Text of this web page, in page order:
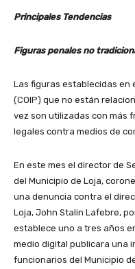
Principales Tendencias
Figuras penales no
Las figuras establecidas en
(COIP) que no están
vez son utilizadas con más
legales contra medios de
En este mes el director de
del Municipio de Loja,
una denuncia contra el
Loja, John Stalin Lafebre,
establece uno a tres años
medio digital publicara una
funcionarios del Municipio